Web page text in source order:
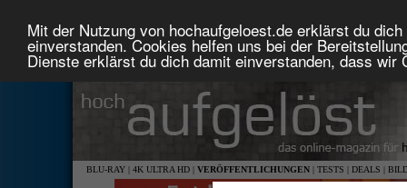
Mit der Nutzung von hochaufgeloest.de erklärst du
einverstanden. Cookies helfen uns bei der
Dienste erklärst du dich damit einverstanden, dass
BLU-RAY | 4K ULTRA HD | VERÖFFENTLICHUNGEN | TESTS | DEALS |